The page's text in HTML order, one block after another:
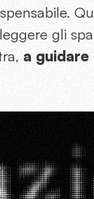
gli
a